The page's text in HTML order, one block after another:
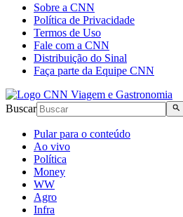
Sobre a CNN
Política de Privacidade
Termos de Uso
Fale com a CNN
Distribuição do Sinal
Faça parte da Equipe CNN
Buscar
Pular para o conteúdo
Ao vivo
Política
Money
WW
Agro
Infra